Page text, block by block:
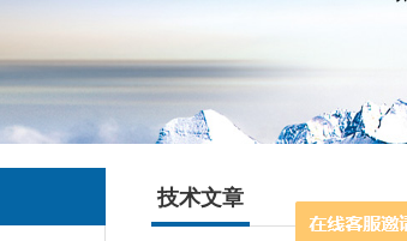
技术文章